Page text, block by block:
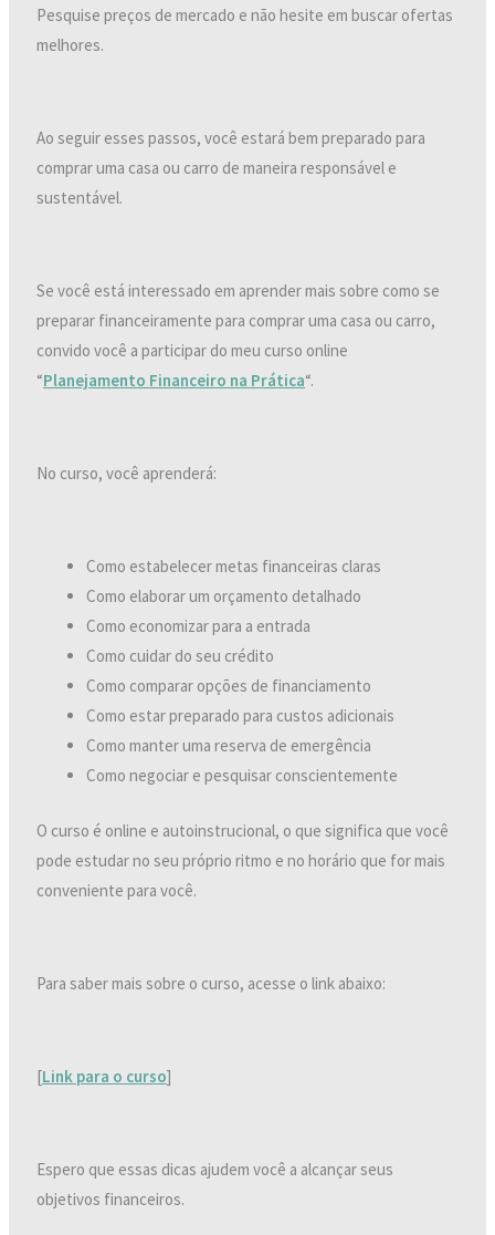
Pesquise preços de mercado e não hesite em buscar ofertas
melhores.
Ao seguir esses passos, você estará bem preparado para
comprar uma casa ou carro de maneira responsável e
sustentável.
Se você está interessado em aprender mais sobre como se
preparar financeiramente para comprar uma casa ou carro,
convido você a participar do meu curso online
“Planejamento Financeiro na Prática“.
No curso, você aprenderá:
Como estabelecer metas financeiras claras
Como elaborar um orçamento detalhado
Como economizar para a entrada
Como cuidar do seu crédito
Como comparar opções de financiamento
Como estar preparado para custos adicionais
Como manter uma reserva de emergência
Como negociar e pesquisar conscientemente
O curso é online e autoinstrucional, o que significa que você
pode estudar no seu próprio ritmo e no horário que for mais
conveniente para você.
Para saber mais sobre o curso, acesse o link abaixo:
[Link para o curso]
Espero que essas dicas ajudem você a alcançar seus
objetivos financeiros.